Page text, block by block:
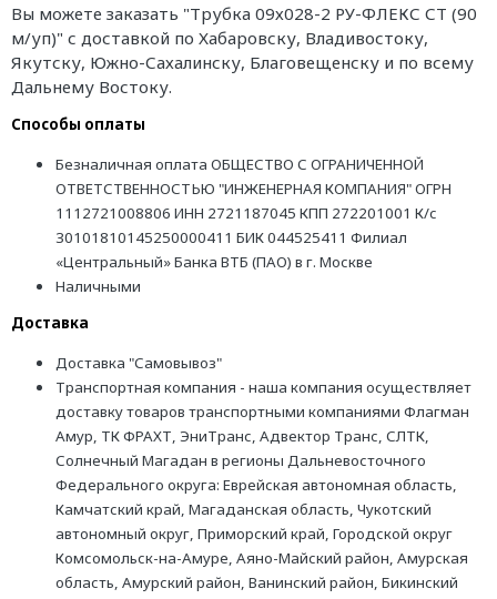
Вы можете заказать "Трубка 09х028-2 РУ-ФЛЕКС СТ (90
м/уп)" с доставкой по Хабаровску, Владивостоку,
Якутску, Южно-Сахалинску, Благовещенску и по всему
Дальнему Востоку.
Способы оплаты
Безналичная оплата ОБЩЕСТВО С ОГРАНИЧЕННОЙ
ОТВЕТСТВЕННОСТЬЮ "ИНЖЕНЕРНАЯ КОМПАНИЯ" ОГРН
1112721008806 ИНН 2721187045 КПП 272201001 К/с
30101810145250000411 БИК 044525411 Филиал
«Центральный» Банка ВТБ (ПАО) в г. Москве
Наличными
Доставка
Доставка "Самовывоз"
Транспортная компания - наша компания осуществляет
доставку товаров транспортными компаниями Флагман
Амур, ТК ФРАХТ, ЭниТранс, Адвектор Транс, СЛТК,
Солнечный Магадан в регионы Дальневосточного
Федерального округа: Еврейская автономная область,
Камчатский край, Магаданская область, Чукотский
автономный округ, Приморский край, Городской округ
Комсомольск-на-Амуре, Аяно-Майский район, Амурская
область, Амурский район, Ванинский район, Бикинский